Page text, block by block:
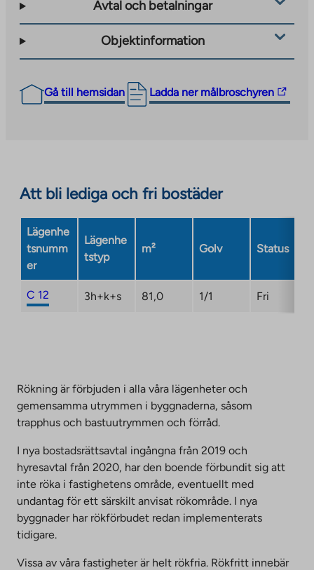
Avtal och betalningar
Objektinformation
Gå till hemsidan Ladda ner målbroschyren
The
external
opens
a
new
Att bli lediga och fri bostäder
Lägenhe
tsnumm
er
Lägenhe
tstyp
m² Golv Status
C 12 3h+k+s 81,0 1/1 Fri
Rökning är förbjuden i alla våra lägenheter och
gemensamma utrymmen i byggnaderna, såsom
trapphus och bastuutrymmen och förråd.
I nya bostadsrättsavtal ingångna från 2019 och
hyresavtal från 2020, har den boende förbundit sig att
inte röka i fastighetens område, eventuellt med
undantag för ett särskilt anvisat rökområde. I nya
byggnader har rökförbudet redan implementerats
tidigare.
Vissa av våra fastigheter är helt rökfria. Rökfritt innebär